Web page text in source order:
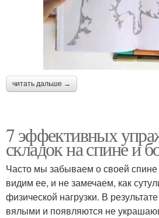
читать дальше →
7 эффективных
складок на спине и
Часто мы забываем о своей спине
видим ее, и не замечаем, как
физической нагрузки. В
вялыми и появляются не